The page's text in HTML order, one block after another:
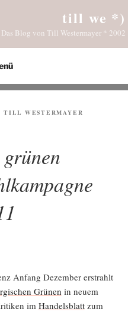
till we *)
Das Blog von Till Westermayer * 2002
TILL WESTERMAYER
Anfang Dezem­ber erstrahlt
Grü­nen in neu­em
im Han­dels­blattzum